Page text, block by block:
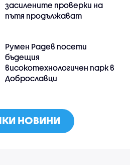
засилените проверки на
пътя продължават
Румен Радев посети
бъдещия
високотехнологичен парк в
Доброславци
НОВИНИ